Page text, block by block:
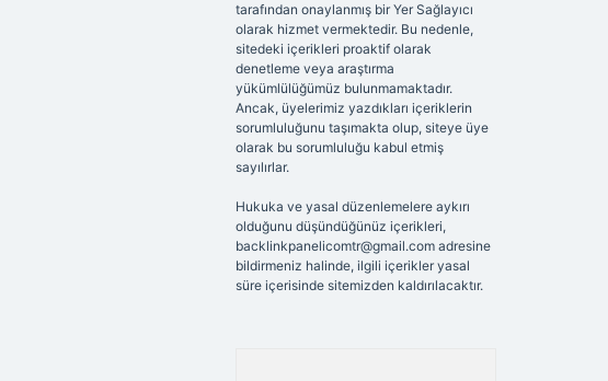
tarafından onaylanmış bir Yer Sağlayıcı
olarak hizmet vermektedir. Bu nedenle,
sitedeki içerikleri proaktif olarak
denetleme veya araştırma
yükümlülüğümüz bulunmamaktadır.
Ancak, üyelerimiz yazdıkları içeriklerin
sorumluluğunu taşımakta olup, siteye üye
olarak bu sorumluluğu kabul etmiş
sayılırlar.
Hukuka ve yasal düzenlemelere aykırı
olduğunu düşündüğünüz içerikleri,
backlinkpanelicomtr@gmail.comadresine
bildirmeniz halinde, ilgili içerikler yasal
süre içerisinde sitemizden kaldırılacaktır.